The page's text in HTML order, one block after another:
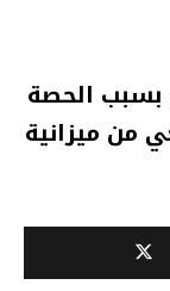
بسبب الحصة
من ميزانية